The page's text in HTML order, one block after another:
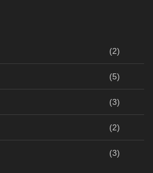
(2)
(5)
(3)
(2)
(3)